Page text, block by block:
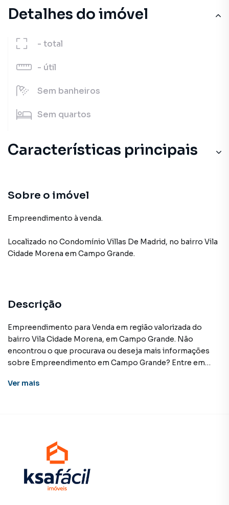
Detalhes do imóvel
- total
- útil
Sem banheiros
Sem quartos
Características principais
Sobre o imóvel
Empreendimento à venda.
Localizado no Condomínio Villas De Madrid, no bairro Vila
Cidade Morena em Campo Grande.
Descrição
Empreendimento para Venda em região valorizada do
bairro Vila Cidade Morena, em Campo Grande. Não
encontrou o que procurava ou deseja mais informações
sobre Empreendimento em Campo Grande? Entre em
planta em Vila Cidade Morena e em outras regiões de
Campo Grande. Aqui você encontra milhares de ofertas
para encontrar o imóvel que mais combina com seu estilo
de vida.
Ver mais